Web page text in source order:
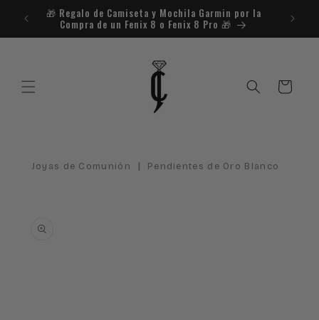
directamente
al contenido
🎁​ Regalo de Camiseta y Mochila Garmin por la
Compra de un Fenix 8 o Fenix 8 Pro 🎁​
Carrito
Joyas de Comunión | Pendientes de Oro Blanco
información